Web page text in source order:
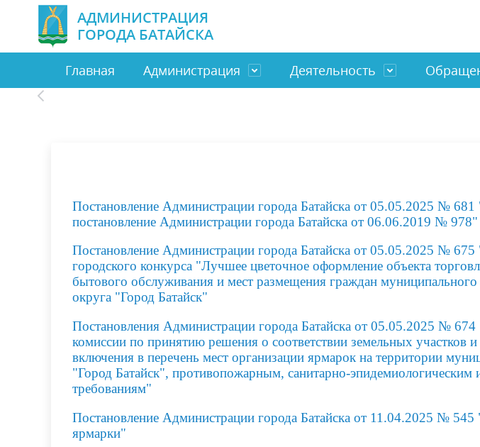
АДМИНИСТРАЦИЯ
ГОРОДА БАТАЙСКА
Главная Администрация Деятельность
Антинаркотическая комиссия
Профилактика правонарушений
Постановление Администрации города Батайска от 05.05.2025 №
постановление Администрации города Батайска от 06.06.2019 № 978"
Постановление Администрации города Батайска от 05.05.2025 №
городского конкурса "Лучшее цветочное оформление объекта
бытового обслуживания и мест размещения граждан муниципального
округа "Город Батайск"
Постановления Администрации города Батайска от 05.05.2025 № 674
комиссии по принятию решения о соответствии земельных участков
включения в перечень мест организации ярмарок на территории
"Город Батайск", противопожарным, санитарно-эпидемиологическим
требованиям"
Постановление Администрации города Батайска от 11.04.2025 №
ярмарки"